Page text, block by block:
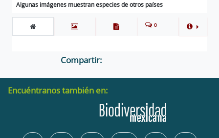
Algunas imágenes muestran especies de otros países
0
Compartir:
Encuéntranos también en: